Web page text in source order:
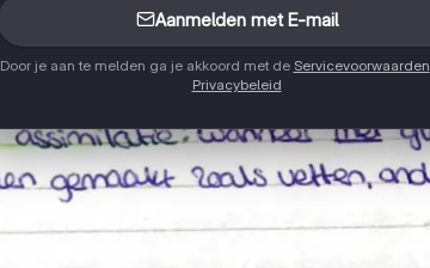
Aanmelden met E-mail
Door je aan te melden ga je akkoord met de Servicevoorwaarden
Privacybeleid